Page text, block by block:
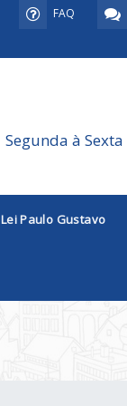
FAQ
Segunda à
Lei Paulo Gustavo